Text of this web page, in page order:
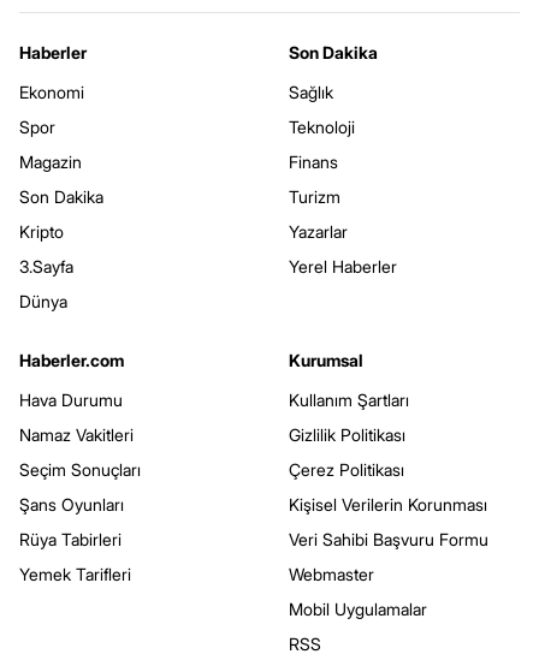
Haberler
Ekonomi
Spor
Magazin
Son Dakika
Kripto
3.Sayfa
Dünya
Son Dakika
Sağlık
Teknoloji
Finans
Turizm
Yazarlar
Yerel Haberler
Haberler.com
Hava Durumu
Namaz Vakitleri
Seçim Sonuçları
Şans Oyunları
Rüya Tabirleri
Yemek Tarifleri
Kurumsal
Kullanım Şartları
Gizlilik Politikası
Çerez Politikası
Kişisel Verilerin Korunması
Veri Sahibi Başvuru Formu
Webmaster
Mobil Uygulamalar
RSS